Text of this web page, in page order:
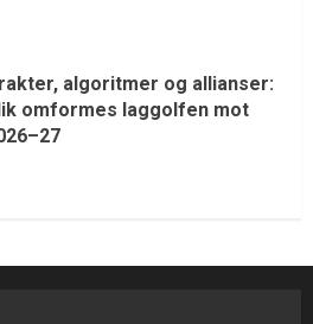
algoritmer og allianser:
omformes laggolfen mot